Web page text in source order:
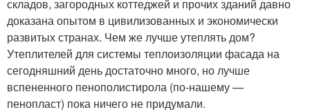
складов, загородных коттеджей и прочих зданий давно
доказана опытом в цивилизованных и экономически
развитых странах. Чем же лучше утеплять дом?
Утеплителей для системы теплоизоляции фасада на
сегодняшний день достаточно много, но лучше
вспененного пенополистирола (по-нашему —
пенопласт) пока ничего не придумали.